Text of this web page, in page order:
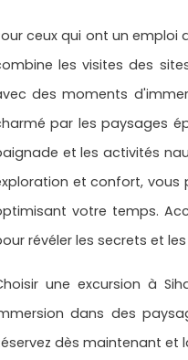
ceux qui ont un emploi
les visites des
des moments
par les paysages
et les activités
et confort, vous
votre temps.
révéler les secrets et
une excursion à
dans des
dès maintenant et